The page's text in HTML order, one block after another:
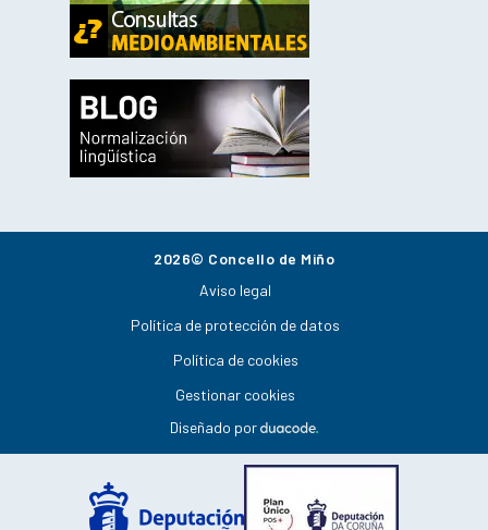
2026© Concello de Miño
Aviso legal
Política de protección de datos
Política de cookies
Gestionar cookies
Diseñado por